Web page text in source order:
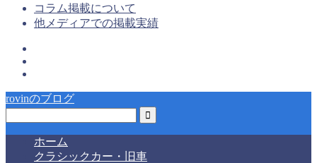
コラム掲載について
他メディアでの掲載実績
rovinのブログ
ホーム
クラシックカー・旧車